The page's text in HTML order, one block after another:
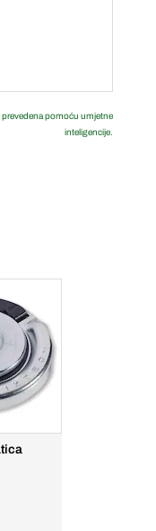
prevedena pomoću umjetne
inteligencije.